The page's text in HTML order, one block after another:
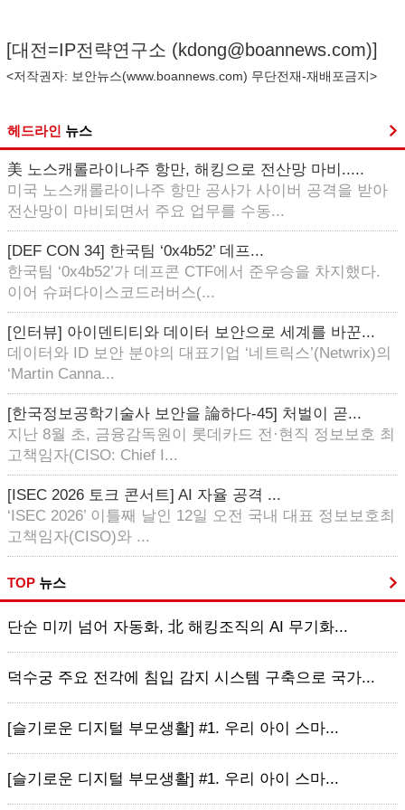
[대전=IP전략연구소 (kdong@boannews.com)]
<저작권자: 보안뉴스(www.boannews.com) 무단전재-재배포금지>
헤드라인 뉴스
美 노스캐롤라이나주 항만, 해킹으로 전산망 마비.....
미국 노스캐롤라이나주 항만 공사가 사이버 공격을 받아
전산망이 마비되면서 주요 업무를 수동...
[DEF CON 34] 한국팀 ‘0x4b52’ 데프...
한국팀 ‘0x4b52’가 데프콘 CTF에서 준우승을 차지했다.
이어 슈퍼다이스코드러버스(...
[인터뷰] 아이덴티티와 데이터 보안으로 세계를 바꾼...
데이터와 ID 보안 분야의 대표기업 ‘네트릭스’(Netwrix)의
‘Martin Canna...
[한국정보공학기술사 보안을 論하다-45] 처벌이 곧...
지난 8월 초, 금융감독원이 롯데카드 전·현직 정보보호 최
고책임자(CISO: Chief I...
[ISEC 2026 토크 콘서트] AI 자율 공격 ...
‘ISEC 2026’ 이틀째 날인 12일 오전 국내 대표 정보보호최
고책임자(CISO)와 ...
TOP 뉴스
단순 미끼 넘어 자동화, 北 해킹조직의 AI 무기화...
덕수궁 주요 전각에 침입 감지 시스템 구축으로 국가...
[슬기로운 디지털 부모생활] #1. 우리 아이 스마...
[슬기로운 디지털 부모생활] #1. 우리 아이 스마...